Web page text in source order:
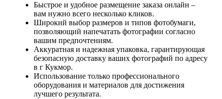
Быстрое и удобное размещение заказа онлайн –
вам нужно всего несколько кликов.
Широкий выбор размеров и типов фотобумаги,
позволяющий напечатать фотографии согласно
вашим предпочтениям.
Аккуратная и надежная упаковка, гарантирующая
безопасную доставку ваших фотографий по адресу
в г Кукмор.
Использование только профессионального
оборудования и материалов для достижения
лучшего результата.